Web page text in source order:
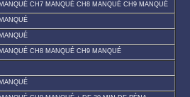
CH7 MANQUÉ CH8 MANQUÉ CH9 MANQUÉ
CH8 MANQUÉ CH9 MANQUÉ